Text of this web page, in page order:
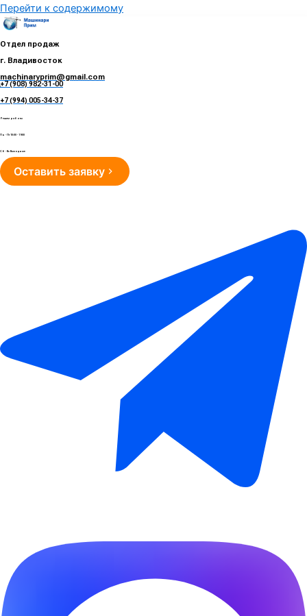
Перейти к содержимому
Отдел продаж
г. Владивосток
machinaryprim@gmail.com
+7 (908) 982-31-00
+7 (994) 005-34-37
Режим работы
Пн - Пт 10:00 - 19:00
Сб - Вс Выходные
Оставить заявку